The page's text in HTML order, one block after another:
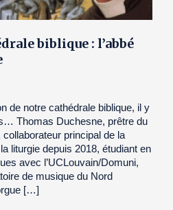
biblique : l’abbé
de notre cathédrale biblique, il y
Thomas Duchesne, prêtre du
principal de la
liturgie depuis 2018, étudiant en
avec l’UCLouvain/Domuni,
de musique du Nord
[…]